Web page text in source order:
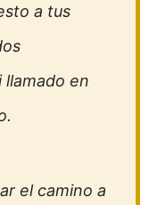
a tus
llamado en
el camino a